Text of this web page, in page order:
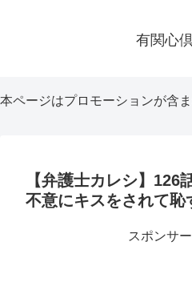
有関心
本ページはプロモーションが含
【弁護士カレシ】
不意にキスをされて恥
スポンサ